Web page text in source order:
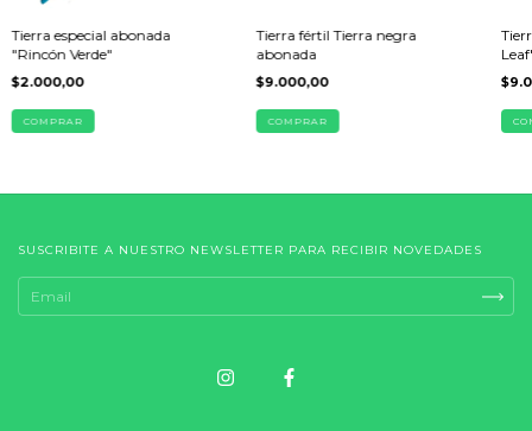
Tierra especial abonada
"Rincón Verde"
$2.000,00
COMPRAR
Tierra fértil Tierra negra
abonada
$9.000,00
COMPRAR
SUSCRIBITE A NUESTRO NEWSLETTER PARA RECIBIR NOVEDADES